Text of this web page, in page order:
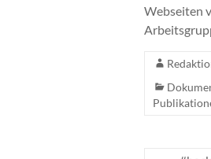
Webseiten